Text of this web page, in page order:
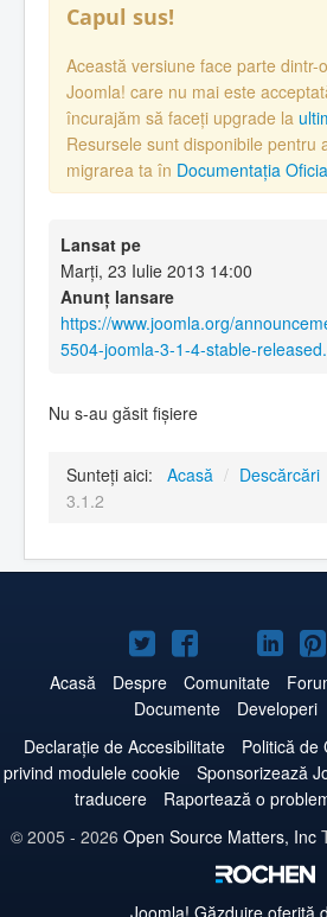
Capul sus!
Această versiune face parte dintr-
Joomla! care nu mai este
încurajăm să faceți upgrade la
Resursele sunt disponibile pentru
migrarea ta în Documentația
Lansat pe
Marți, 23 Iulie 2013 14:00
Anunț lansare
https://www.joomla.org/
5504-joomla-3-1-4-stable-
Nu s-au găsit fișiere
Sunteți aici: Acasă / Descărcări
3.1.2
Joomla!
pe
Twitter
Joomla!
pe
Facebook
Joomla!
pe
YouTube
pe
Acasă Despre Comunitate
Documente
Developeri
Declarație de Accesibilitate
Politică de
privind modulele cookie
Sponsorizează
traducere
Raportează o
© 2005 - 2026 Open Source Matters, Inc